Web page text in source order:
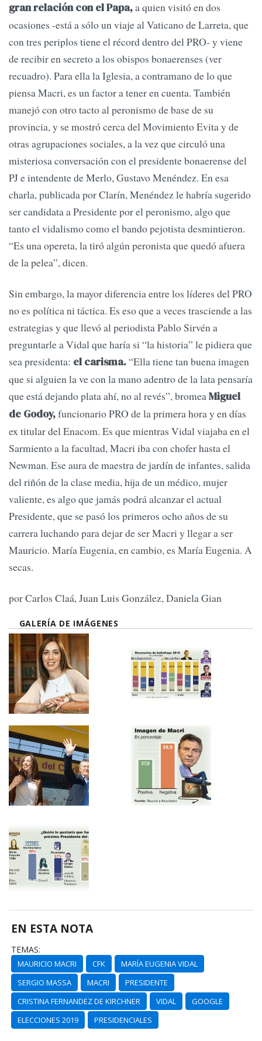
gran relación con el Papa,a quien visitó en dos
ocasiones -está a sólo un viaje al Vaticano de Larreta, que
con tres periplos tiene el récord dentro del PRO- y viene
de recibir en secreto a los obispos bonaerenses (ver
recuadro). Para ella la Iglesia, a contramano de lo que
piensa Macri, es un factor a tener en cuenta. También
manejó con otro tacto al peronismo de base de su
provincia, y se mostró cerca del Movimiento Evita y de
otras agrupaciones sociales, a la vez que circuló una
misteriosa conversación con el presidente bonaerense del
PJ e intendente de Merlo, Gustavo Menéndez. En esa
charla, publicada por Clarín, Menéndez le habría sugerido
ser candidata a Presidente por el peronismo, algo que
tanto el vidalismo como el bando pejotista desmintieron.
“Es una opereta, la tiró algún peronista que quedó afuera
de la pelea”, dicen.
Sin embargo, la mayor diferencia entre los líderes del PRO
no es política ni táctica. Es eso que a veces trasciende a las
estrategias y que llevó al periodista Pablo Sirvén a
preguntarle a Vidal que haría si “la historia” le pidiera que
sea presidenta: el carisma.“Ella tiene tan buena imagen
que si alguien la ve con la mano adentro de la lata pensaría
que está dejando plata ahí, no al revés”, bromeaMiguel
de Godoy,funcionario PRO de la primera hora y en días
ex titular del Enacom. Es que mientras Vidal viajaba en el
Sarmiento a la facultad, Macri iba con chofer hasta el
Newman. Ese aura de maestra de jardín de infantes, salida
del riñón de la clase media, hija de un médico, mujer
valiente, es algo que jamás podrá alcanzar el actual
Presidente, que se pasó los primeros ocho años de su
carrera luchando para dejar de ser Macri y llegar a ser
Mauricio. María Eugenia, en cambio, es María Eugenia. A
secas.
por Carlos Claá, Juan Luis González, Daniela Gian
GALERÍA DE IMÁGENES
EN ESTA NOTA
TEMAS:
MAURICIO MACRI CFK
MARÍA EUGENIA VIDAL
SERGIO MASSA
MACRI
PRESIDENTE
CRISTINA FERNANDEZ DE KIRCHNER
VIDAL
GOOGLE
ELECCIONES 2019
PRESIDENCIALES